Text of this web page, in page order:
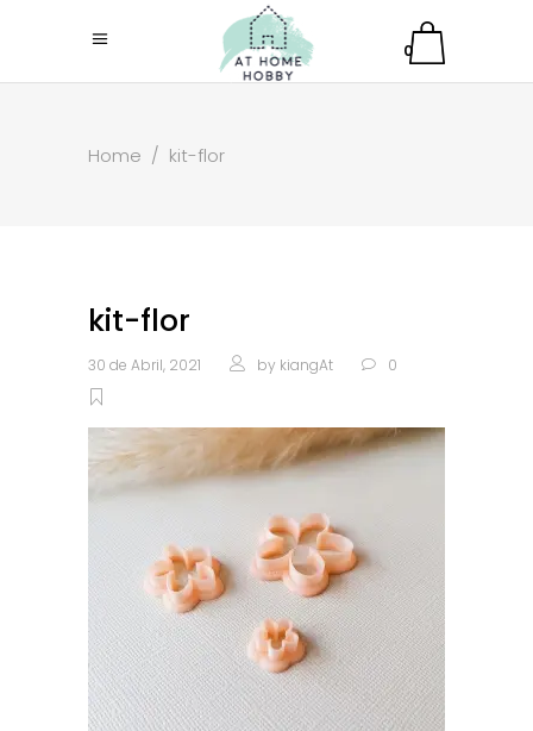
0
Home / kit-flor
kit-flor
30 de Abril, 2021 by kiangAt 0